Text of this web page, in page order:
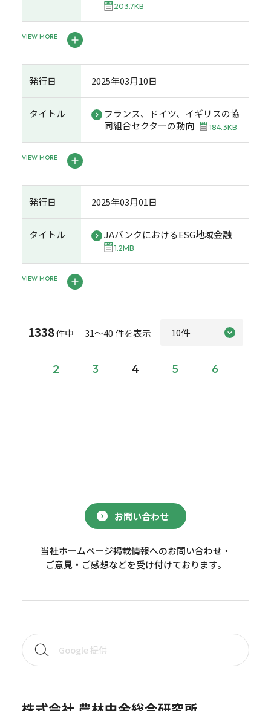
203.7KB
VIEW MORE
発行日 2025年03月10日
タイトル
フランス、ドイツ、イギリスの協
同組合セクターの動向
184.3KB
VIEW MORE
発行日 2025年03月01日
タイトル JAバンクにおけるESG地域金融
1.2MB
VIEW MORE
1338件中 31～40 件を表示
2 3 4 5 6
お問い合わせ
当社ホームページ掲載情報へのお問い合わせ・
ご意見・ご感想などを受け付けております。